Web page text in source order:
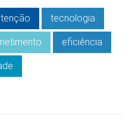
tecnologia
eficiência